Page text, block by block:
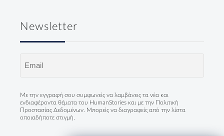
Newsletter
Με την εγγραφή σου συμφωνείς να λαμβάνεις τα νέα και
ενδιαφέροντα θέματα του HumanStories και με την Πολιτική
Προστασίας Δεδομένων . Μπορείς να διαγραφείς από την λίστα
οποιαδήποτε στιγμή.